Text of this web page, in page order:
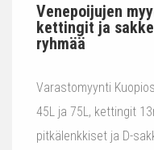
Venepoijujen
kettingit ja
ryhmää
Varastomyynti
45L ja 75L, kettingit
pitkälenkkiset ja D-